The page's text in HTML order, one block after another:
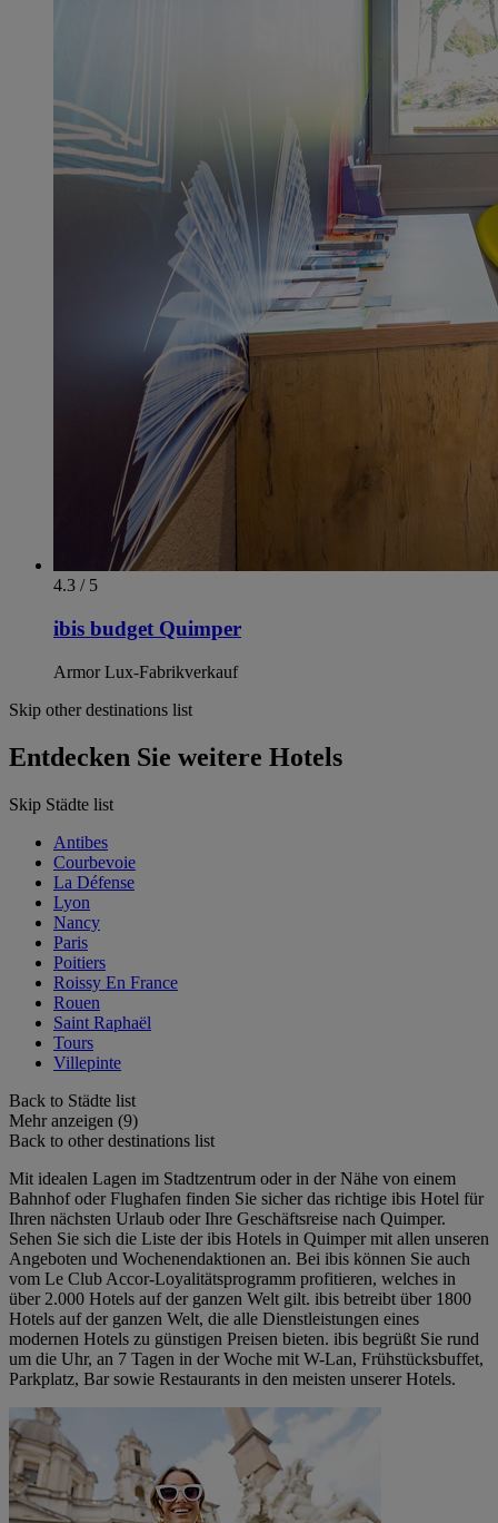
4.3 / 5
ibis budget Quimper
Armor Lux-Fabrikverkauf
Skip other destinations list
Entdecken Sie weitere Hotels
Skip Städte list
Antibes
Courbevoie
La Défense
Lyon
Nancy
Paris
Poitiers
Roissy En France
Rouen
Saint Raphaël
Tours
Villepinte
Back to Städte list
Mehr anzeigen (9)
Back to other destinations list
Mit idealen Lagen im Stadtzentrum oder in der Nähe von einem
Bahnhof oder Flughafen finden Sie sicher das richtige ibis Hotel für
Ihren nächsten Urlaub oder Ihre Geschäftsreise nach Quimper.
Sehen Sie sich die Liste der ibis Hotels in Quimper mit allen unseren
Angeboten und Wochenendaktionen an. Bei ibis können Sie auch
vom Le Club Accor-Loyalitätsprogramm profitieren, welches in
über 2.000 Hotels auf der ganzen Welt gilt. ibis betreibt über 1800
Hotels auf der ganzen Welt, die alle Dienstleistungen eines
modernen Hotels zu günstigen Preisen bieten. ibis begrüßt Sie rund
um die Uhr, an 7 Tagen in der Woche mit W-Lan, Frühstücksbuffet,
Parkplatz, Bar sowie Restaurants in den meisten unserer Hotels.